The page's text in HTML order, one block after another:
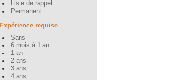
Liste de rappel
Permanent
Expérience requise
Sans
6 mois à 1 an
1 an
2 ans
3 ans
4 ans